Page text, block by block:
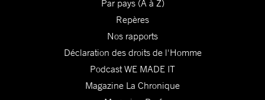
Par pays (A à Z)
Repères
Nos rapports
Déclaration des droits de l'Homme
Podcast WE MADE IT
Magazine La Chronique